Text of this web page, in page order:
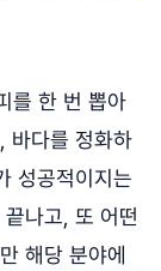
를 한 번 뽑아
바다를 정화하
성공적이지는
나고, 또 어떤
해당 분야에